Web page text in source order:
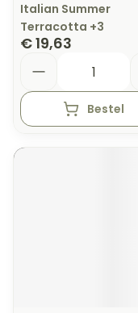
Italian Summer
Terracotta +3
€ 19,63
Bestel